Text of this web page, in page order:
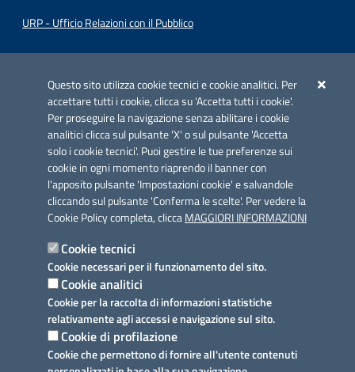
Questo sito utilizza cookie tecnici e cookie analitici. Per
accettare tutti i cookie, clicca su 'Accetta tutti i cookie'.
Per proseguire la navigazione senza abilitare i cookie
analitici clicca sul pulsante 'X' o sul pulsante 'Accetta
solo i cookie tecnici'. Puoi gestire le tue preferenze sui
cookie in ogni momento riaprendo il banner con
l'apposito pulsante 'Impostazioni cookie' e salvandole
cliccando sul pulsante 'Conferma le scelte'. Per vedere la
Cookie Policy completa, cliccaMAGGIORI INFORMAZIONI
Cookie tecnici
Cookie necessari per il funzionamento del sito.
Cookie analitici
Cookie per la raccolta di informazioni statistiche
relativamente agli accessi e navigazione sul sito.
Cookie di profilazione
Cookie che permettono di fornire all'utente contenuti
URP - Ufficio Relazioni con il Pubblico
Azione 2.3.
Link utili
Informativa privacy
Dichiarazione di accessibilità
Note legali
Domande frequenti
Richiesta assistenza